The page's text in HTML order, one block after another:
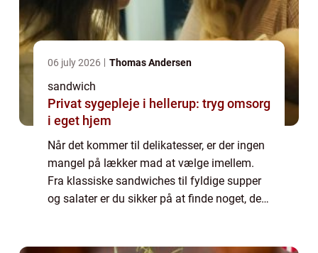
06 july 2026 Thomas Andersen
sandwich
Privat sygepleje i hellerup: tryg omsorg
i eget hjem
Når det kommer til delikatesser, er der ingen
mangel på lækker mad at vælge imellem.
Fra klassiske sandwiches til fyldige supper
og salater er du sikker på at finde noget, der